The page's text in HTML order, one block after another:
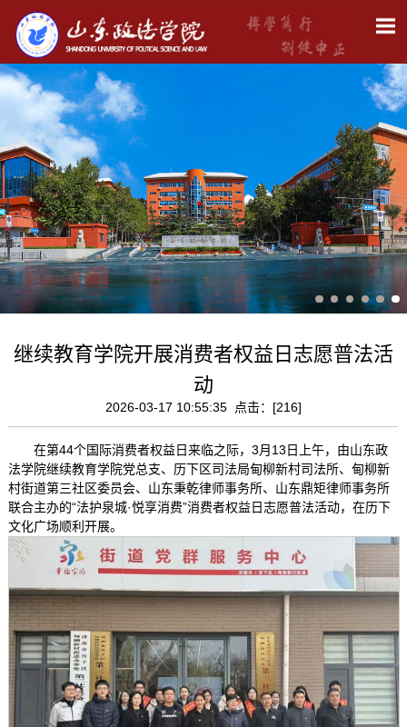
继续教育学院开展消费者权益日志愿普法活
动
2026-03-17 10:55:35 点击：[216]
在第44个国际消费者权益日来临之际，3月13日上午，由山东政
法学院继续教育学院党总支、历下区司法局甸柳新村司法所、甸柳新
村街道第三社区委员会、山东秉乾律师事务所、山东鼎矩律师事务所
联合主办的“法护泉城·悦享消费”消费者权益日志愿普法活动，在历下
文化广场顺利开展。